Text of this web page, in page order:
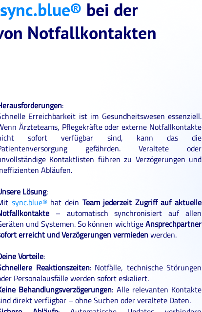
sync.blue® bei der
Notfallkontakten
:
Erreichbarkeit ist im Gesundheitswesen essenziell.
Ärzteteams, Pflegekräfte oder externe Notfallkontakte
sofort verfügbar sind, kann das die
gefährden. Veraltete oder
Kontaktlisten führen zu Verzögerungen und
Abläufen.
Lösung:
sync.blue®hat dein Team jederzeit Zugriff auf aktuelle
– automatisch synchronisiert auf allen
und Systemen. So können wichtigeAnsprechpartner
erreicht und Verzögerungen vermiedenwerden.
Vorteile:
Reaktionszeiten: Notfälle, technische Störungen
Personalausfälle werden sofort eskaliert.
Behandlungsverzögerungen: Alle relevanten Kontakte
direkt verfügbar – ohne Suchen oder veraltete Daten.